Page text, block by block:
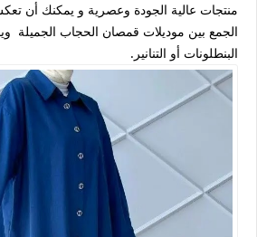
منتجات عالية الجودة وعصرية و يمكنك أن
الجمع بين موديلات قمصان الحجاب الجميلة
البنطلونات أو التنانير.